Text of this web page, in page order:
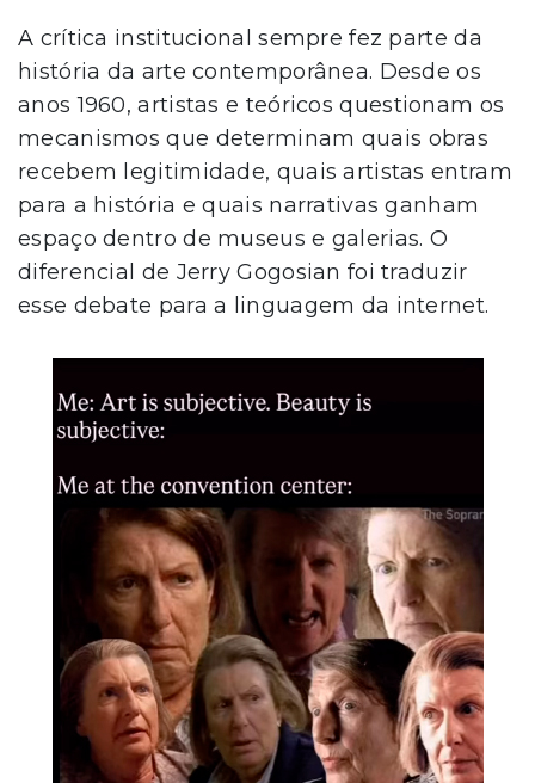
A crítica institucional sempre fez parte da
história da arte contemporânea. Desde os
anos 1960, artistas e teóricos questionam os
mecanismos que determinam quais obras
recebem legitimidade, quais artistas entram
para a história e quais narrativas ganham
espaço dentro de museus e galerias. O
diferencial de Jerry Gogosian foi traduzir
esse debate para a linguagem da internet.